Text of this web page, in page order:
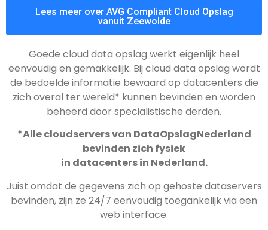
Lees meer over AVG Compliant Cloud Opslag
vanuit Zeewolde
Goede cloud data opslag werkt eigenlijk heel
eenvoudig en gemakkelijk. Bij cloud data opslag wordt
de bedoelde informatie bewaard op datacenters die
zich overal ter wereld* kunnen bevinden en worden
beheerd door specialistische derden.
*Alle cloudservers van DataOpslagNederland
bevinden zich fysiek
in datacenters in Nederland.
Juist omdat de gegevens zich op gehoste dataservers
bevinden, zijn ze 24/7 eenvoudig toegankelijk via een
web interface.